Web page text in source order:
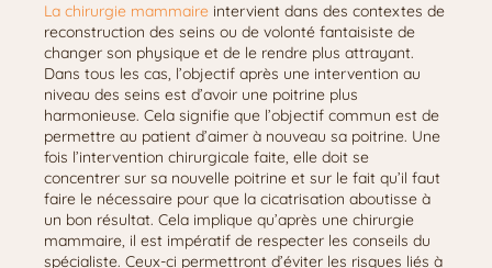
La chirurgie mammaire intervient dans des contextes de
reconstruction des seins ou de volonté fantaisiste de
changer son physique et de le rendre plus attrayant.
Dans tous les cas, l’objectif après une intervention au
niveau des seins est d’avoir une poitrine plus
harmonieuse. Cela signifie que l’objectif commun est de
permettre au patient d’aimer à nouveau sa poitrine. Une
fois l’intervention chirurgicale faite, elle doit se
concentrer sur sa nouvelle poitrine et sur le fait qu’il faut
faire le nécessaire pour que la cicatrisation aboutisse à
un bon résultat. Cela implique qu’après une chirurgie
mammaire, il est impératif de respecter les conseils du
spécialiste. Ceux-ci permettront d’éviter les risques liés à